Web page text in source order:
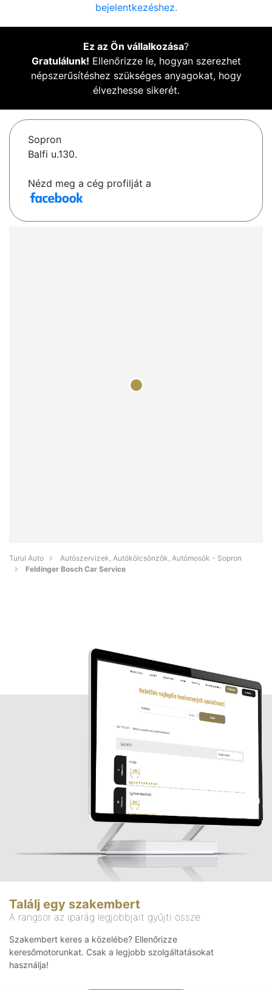
bejelentkezéshez.
Ez az Ön vállalkozása?
Gratulálunk! Ellenőrizze le, hogyan szerezhet
népszerűsítéshez szükséges anyagokat, hogy
élvezhesse sikerét.
Sopron
Balfi u.130.
Nézd meg a cég profilját a
Turul Auto
Autószervizek, Autókölcsönzők, Autómosók - Sopron
Feldinger Bosch Car Service
Találj egy szakembert
A rangsor az iparág legjobbjait gyűjti össze
Szakembert keres a közelébe? Ellenőrizze
keresőmotorunkat. Csak a legjobb szolgáltatásokat
használja!